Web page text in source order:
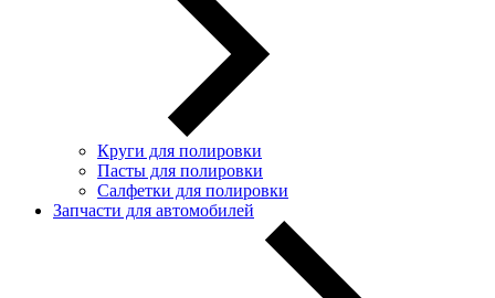
Круги для полировки
Пасты для полировки
Салфетки для полировки
Запчасти для автомобилей